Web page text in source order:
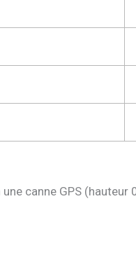
canne GPS (hauteur